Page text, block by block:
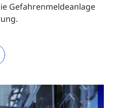
Gefahrenmeldeanlage